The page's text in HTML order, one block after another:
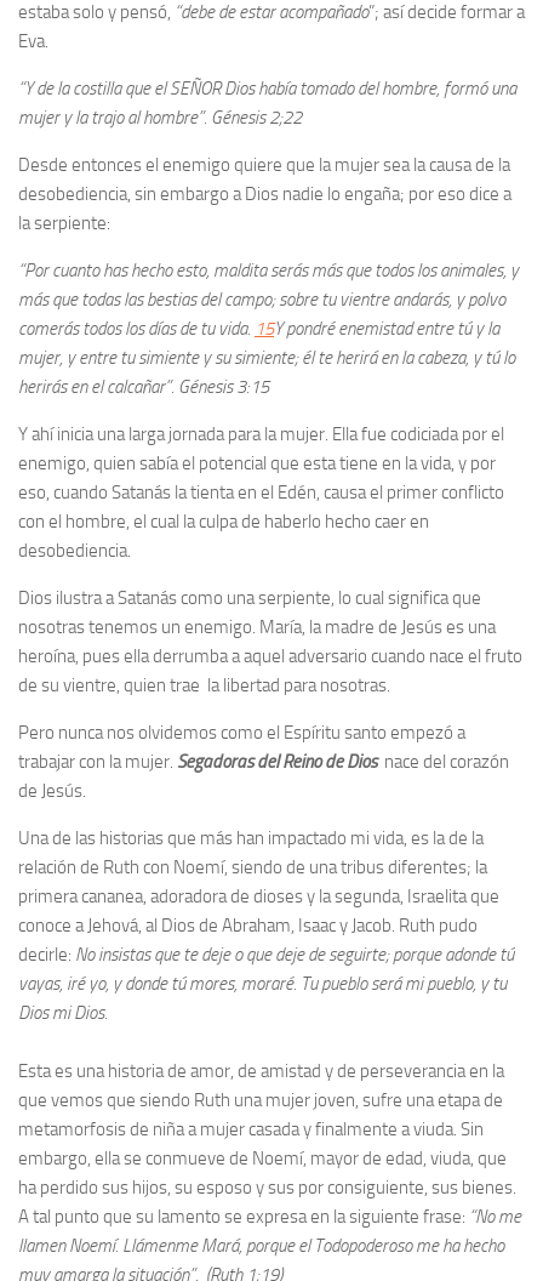
estaba solo y pensó, “debe de estar acompañado”; así decide formar a
Eva.
“Y de la costilla que el SEÑOR Dios había tomado del hombre, formó una
mujer y la trajo al hombre”. Génesis 2;22
Desde entonces el enemigo quiere que la mujer sea la causa de la
desobediencia, sin embargo a Dios nadie lo engaña; por eso dice a
la serpiente:
“Por cuanto has hecho esto, maldita serás más que todos los animales, y
más que todas las bestias del campo; sobre tu vientre andarás, y polvo
comerás todos los días de tu vida. 15Y pondré enemistad entre tú y la
mujer, y entre tu simiente y su simiente; él te herirá en la cabeza, y tú lo
herirás en el calcañar”. Génesis 3:15
Y ahí inicia una larga jornada para la mujer. Ella fue codiciada por el
enemigo, quien sabía el potencial que esta tiene en la vida, y por
eso, cuando Satanás la tienta en el Edén, causa el primer conflicto
con el hombre, el cual la culpa de haberlo hecho caer en
desobediencia.
Dios ilustra a Satanás como una serpiente, lo cual significa que
nosotras tenemos un enemigo. María, la madre de Jesús es una
heroína, pues ella derrumba a aquel adversario cuando nace el fruto
de su vientre, quien trae la libertad para nosotras.
Pero nunca nos olvidemos como el Espíritu santo empezó a
trabajar con la mujer. Segadoras del Reino de Diosnace del corazón
de Jesús.
Una de las historias que más han impactado mi vida, es la de la
relación de Ruth con Noemí, siendo de una tribus diferentes; la
primera cananea, adoradora de dioses y la segunda, Israelita que
conoce a Jehová, al Dios de Abraham, Isaac y Jacob. Ruth pudo
decirle: No insistas que te deje o que deje de seguirte; porque adonde tú
vayas, iré yo, y donde tú mores, moraré. Tu pueblo será mi pueblo, y tu
Dios mi Dios.
Esta es una historia de amor, de amistad y de perseverancia en la
que vemos que siendo Ruth una mujer joven, sufre una etapa de
metamorfosis de niña a mujer casada y finalmente a viuda. Sin
embargo, ella se conmueve de Noemí, mayor de edad, viuda, que
ha perdido sus hijos, su esposo y sus por consiguiente, sus bienes.
A tal punto que su lamento se expresa en la siguiente frase: “No me
llamen Noemí. Llámenme Mará, porque el Todopoderoso me ha hecho
muy amarga la situación”. (Ruth 1;19)